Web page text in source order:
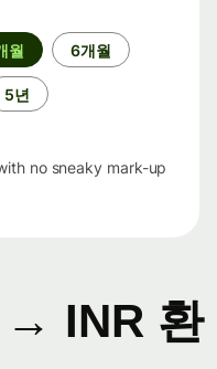
월 6개월
5년
no sneaky mark-up
→ INR 환